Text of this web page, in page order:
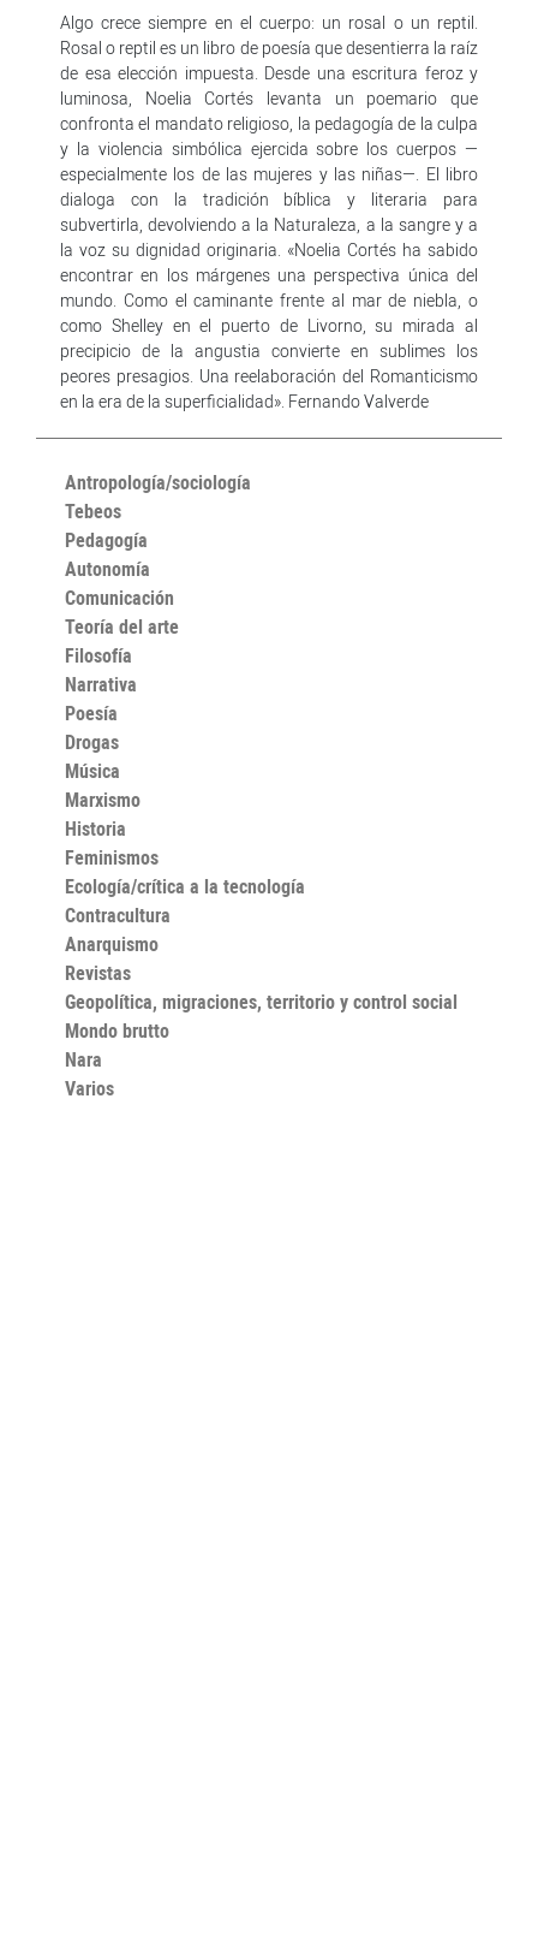
Algo crece siempre en el cuerpo: un rosal o un reptil.
Rosal o reptil es un libro de poesía que desentierra la raíz
de esa elección impuesta. Desde una escritura feroz y
luminosa, Noelia Cortés levanta un poemario que
confronta el mandato religioso, la pedagogía de la culpa
y la violencia simbólica ejercida sobre los cuerpos —
especialmente los de las mujeres y las niñas—. El libro
dialoga con la tradición bíblica y literaria para
subvertirla, devolviendo a la Naturaleza, a la sangre y a
la voz su dignidad originaria. «Noelia Cortés ha sabido
encontrar en los márgenes una perspectiva única del
mundo. Como el caminante frente al mar de niebla, o
como Shelley en el puerto de Livorno, su mirada al
precipicio de la angustia convierte en sublimes los
peores presagios. Una reelaboración del Romanticismo
en la era de la superficialidad». Fernando Valverde
Antropología/sociología
Tebeos
Pedagogía
Autonomía
Comunicación
Teoría del arte
Filosofía
Narrativa
Poesía
Drogas
Música
Marxismo
Historia
Feminismos
Ecología/crítica a la tecnología
Contracultura
Anarquismo
Revistas
Geopolítica, migraciones, territorio y control social
Mondo brutto
Nara
Varios